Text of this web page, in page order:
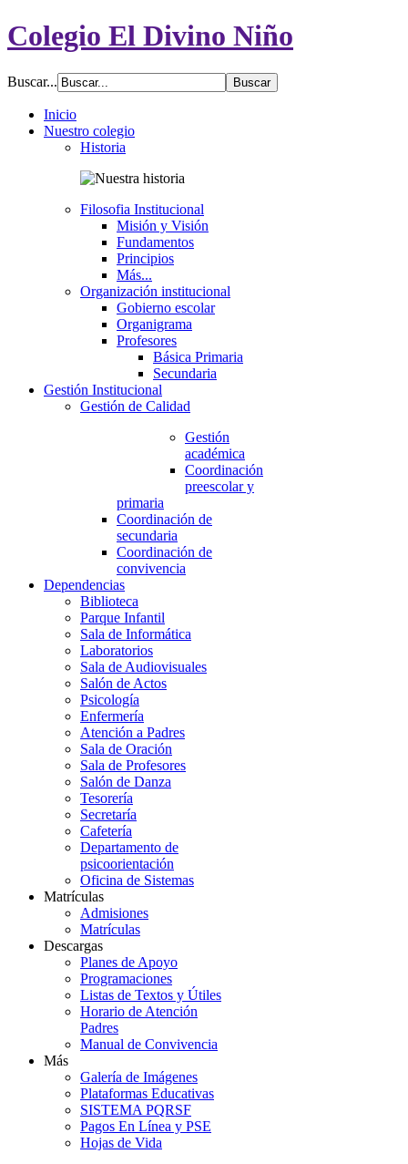
Colegio El Divino Niño
Buscar...
Inicio
Nuestro colegio
Historia
Filosofia Institucional
Misión y Visión
Fundamentos
Principios
Más...
Organización institucional
Gobierno escolar
Organigrama
Profesores
Básica Primaria
Secundaria
Gestión Institucional
Gestión de Calidad
Gestión
académica
Coordinación
preescolar y
primaria
Coordinación de
secundaria
Coordinación de
convivencia
Dependencias
Biblioteca
Parque Infantil
Sala de Informática
Laboratorios
Sala de Audiovisuales
Salón de Actos
Psicología
Enfermería
Atención a Padres
Sala de Oración
Sala de Profesores
Salón de Danza
Tesorería
Secretaría
Cafetería
Departamento de
psicoorientación
Oficina de Sistemas
Matrículas
Admisiones
Matrículas
Descargas
Planes de Apoyo
Programaciones
Listas de Textos y Útiles
Horario de Atención
Padres
Manual de Convivencia
Más
Galería de Imágenes
Plataformas Educativas
SISTEMA PQRSF
Pagos En Línea y PSE
Hojas de Vida